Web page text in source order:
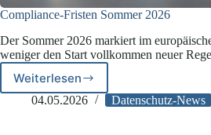
Compliance‑Fristen Sommer 2026
Der Sommer 2026 markiert im
weniger den Start vollkommen neuer
WeiterlesenCompliance‑Fristen
Sommer
04.05.2026 Datenschutz-News